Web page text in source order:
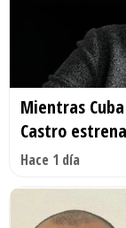
Mientras
Castro
Hace 1 día